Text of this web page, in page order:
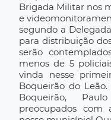
Brigada Militar nos
e
segundo a
para distribuição
serão
menos de 5
vinda nesse
Boqueirão do
Boqueirão,
preocupados com